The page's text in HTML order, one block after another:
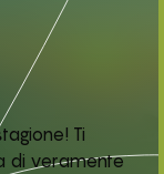
Ti
di veramente